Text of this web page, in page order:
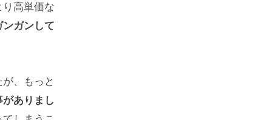
高単価な
ガンして
、もっと
ありまし